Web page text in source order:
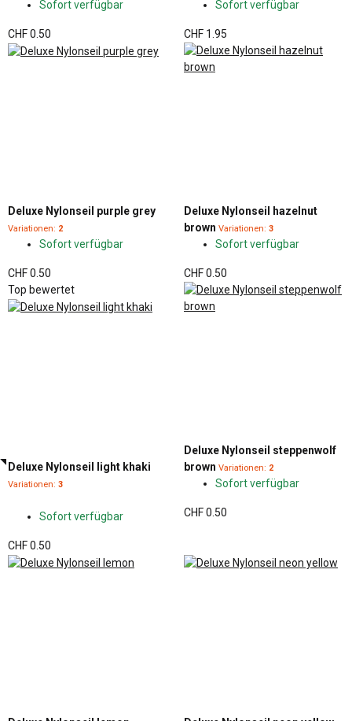
Sofort verfügbar
CHF 0.50
Sofort verfügbar
CHF 1.95
Deluxe Nylonseil purple grey
Variationen: 2
Sofort verfügbar
CHF 0.50
Deluxe Nylonseil hazelnut
brown Variationen: 3
Sofort verfügbar
CHF 0.50
Top bewertet
Deluxe Nylonseil light khaki
Variationen: 3
Sofort verfügbar
CHF 0.50
Deluxe Nylonseil steppenwolf
brown Variationen: 2
Sofort verfügbar
CHF 0.50